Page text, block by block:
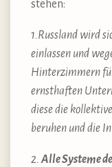
stehen:
1.Russland wird
einlassen und
Hinterzimmern
ernsthaften
diese die
beruhen und die
2. Alle Systeme